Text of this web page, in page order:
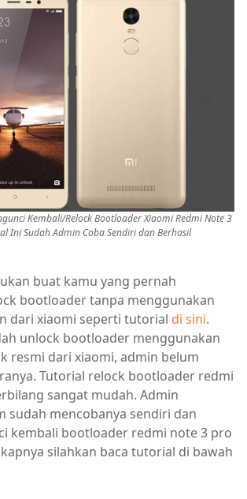
Kembali/Relock Bootloader Xiaomi Redmi Note 3
Ini Sudah Admin Coba Sendiri dan Berhasil
buat kamu yang pernah
bootloader tanpa menggunakan
dari xiaomi seperti tutorial di sini.
unlock bootloader menggunakan
resmi dari xiaomi, admin belum
Tutorial relock bootloader redmi
sangat mudah. Admin
sudah mencobanya sendiri dan
kembali bootloader redmi note 3 pro
silahkan baca tutorial di bawah